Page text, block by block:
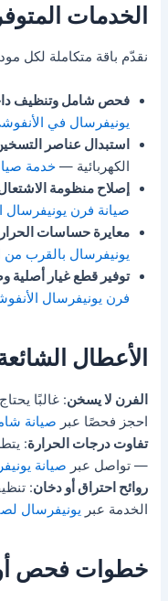
الخدمات
نقدّم باقة متكاملة لكل
فحص شامل وتنظيف
يونيفرسال في
استبدال عناصر
الكهربائية —خدمة
إصلاح منظومة الاشتعال
صيانة فرن يونيفرسال
معايرة حساسات
يونيفرسال بالقرب من
توفير قطع غيار
فرن يونيفرسال
الأعطال
الفرن لا يسخن: غالبًا
احجز فحصًا عبر صيانة
تفاوت درجات الحرارة:
— تواصل عبر صيانة
روائح احتراق أو دخان:
الخدمة عبر يونيفرسال
خطوات فحص